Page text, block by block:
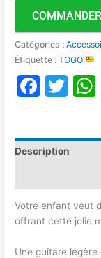
Catégories :
Étiquette :TOGO
Description
Votre enfant veut
offrant cette jolie
Une guitare